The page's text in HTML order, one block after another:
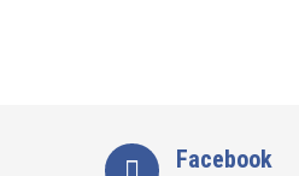
Facebook